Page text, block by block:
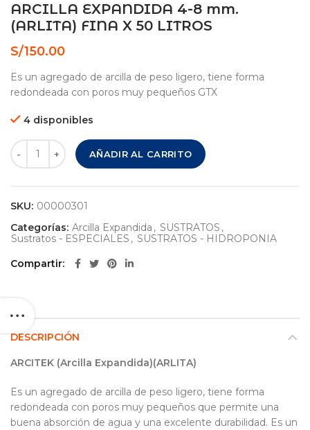
ARCILLA EXPANDIDA 4-8 mm.
(ARLITA) FINA X 50 LITROS
S/150.00
Es un agregado de arcilla de peso ligero, tiene forma
redondeada con poros muy pequeños GTX
4 disponibles
ARCILLA EXPANDIDA 4-8 mm. (ARLITA) FINA X 50 LITROS
AÑADIR AL CARRITO
SKU: 00000301
Categorías: Arcilla Expandida , SUSTRATOS ,
Sustratos - ESPECIALES , SUSTRATOS - HIDROPONIA
Compartir
DESCRIPCIÓN
ARCITEK (Arcilla Expandida)(ARLITA)
Es un agregado de arcilla de peso ligero, tiene forma
redondeada con poros muy pequeños que permite una
buena absorción de agua y una excelente durabilidad. Es un